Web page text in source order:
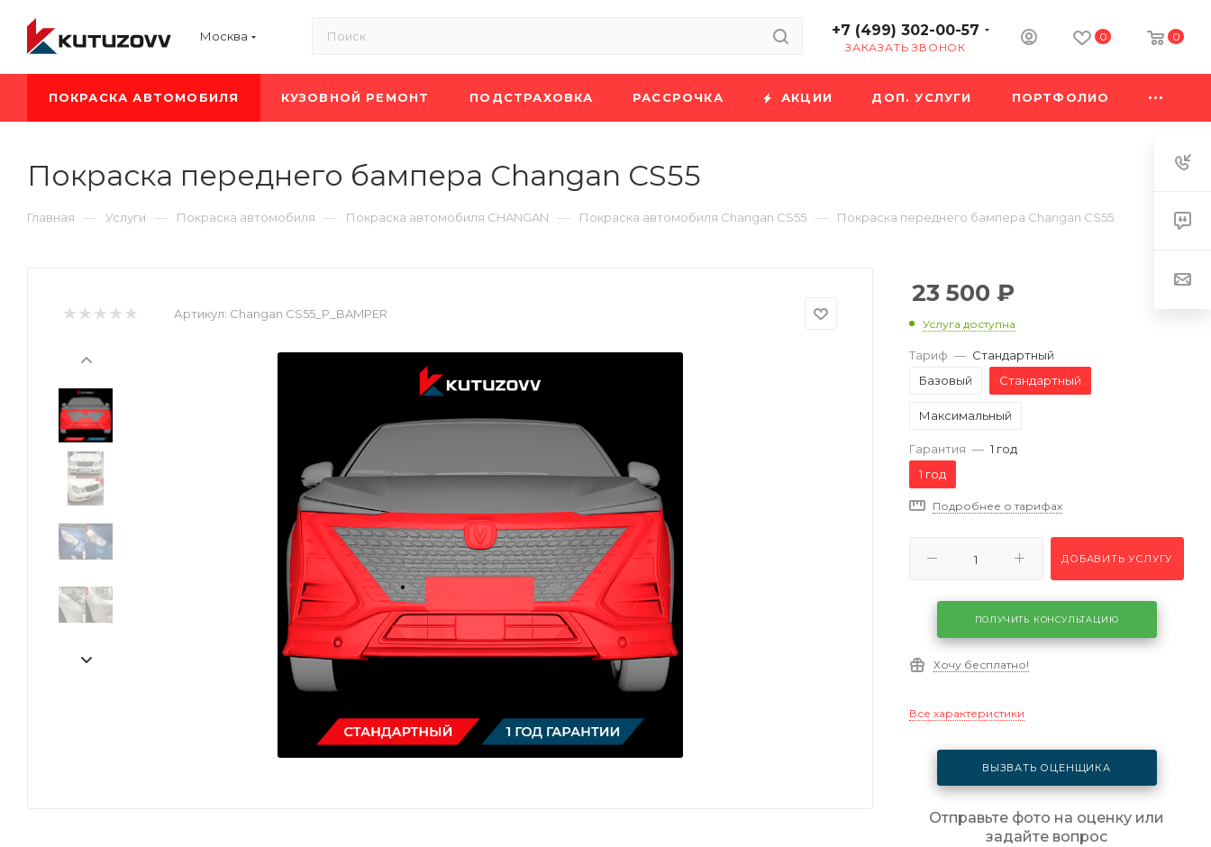
Москва +7 (499) 302-00-57
ЗАКАЗАТЬ ЗВОНОК
0 0
ПОКРАСКА АВТОМОБИЛЯ КУЗОВНОЙ РЕМОНТ ПОДСТРАХОВКА РАССРОЧКА АКЦИИ ДОП. УСЛУГИ ПОРТФОЛИО
Покраска переднего бампера Changan CS55
Главная — Услуги — Покраска автомобиля — Покраска автомобиля CHANGAN — Покраска автомобиля Changan CS55 — Покраска переднего бампера Changan CS55
Артикул: Changan CS55_P_BAMPER
23 500 ₽
Услуга доступна
Тариф — Стандартный
Базовый
Стандартный
Максимальный
Гарантия — 1 год
1 год
Подробнее о тарифах
ДОБАВИТЬ УСЛУГУ
ПОЛУЧИТЬ КОНСУЛЬТАЦИЮ
Хочу бесплатно!
Все характеристики
ВЫЗВАТЬ ОЦЕНЩИКА
Отправьте фото на оценку или
задайте вопрос